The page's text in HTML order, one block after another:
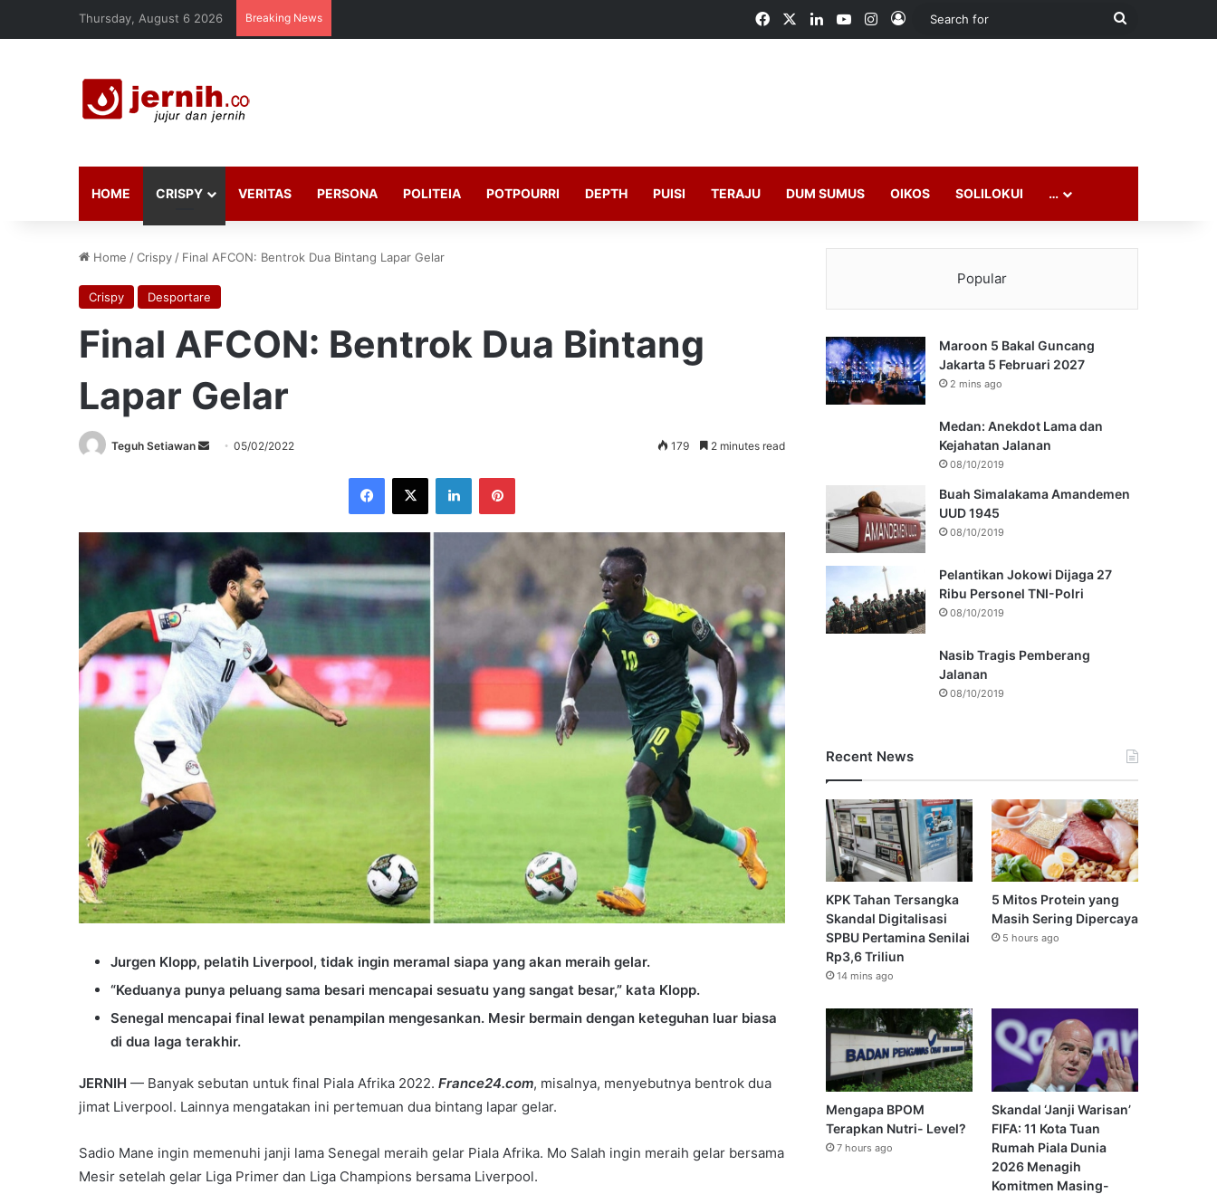
Thursday, August 6 2026 Breaking News FacebookLinkedInYouTubeInstagram
Log In
Search
HOME CRISPY VERITAS PERSONA POLITEIA POTPOURRI DEPTH PUISI TERAJU DUM SUMUS OIKOS SOLILOKUI …
Home /Crispy / Final AFCON: Bentrok Dua Bintang Lapar Gelar
Crispy Desportare
Final AFCON: Bentrok Dua Bintang
Lapar Gelar
Teguh Setiawan
Send05/02/2022 179 2 minutes read
Facebook
X LinkedInPinterest
Jurgen Klopp, pelatih Liverpool, tidak ingin meramal siapa yang akan meraih gelar.
“Keduanya punya peluang sama besari mencapai sesuatu yang sangat besar,” kata Klopp.
Senegal mencapai final lewat penampilan mengesankan. Mesir bermain dengan keteguhan luar biasa
di dua laga terakhir.
JERNIH — Banyak sebutan untuk final Piala Afrika 2022. France24.com, misalnya, menyebutnya bentrok dua
jimat Liverpool. Lainnya mengatakan ini pertemuan dua bintang lapar gelar.
Sadio Mane ingin memenuhi janji lama Senegal meraih gelar Piala Afrika. Mo Salah ingin meraih gelar bersama
Mesir setelah gelar Liga Primer dan Liga Champions bersama Liverpool.
Popular
Maroon 5 Bakal Guncang
Jakarta 5 Februari 2027
2 mins ago
Medan: Anekdot Lama dan
Kejahatan Jalanan
08/10/2019
Buah Simalakama Amandemen
UUD 1945
08/10/2019
Pelantikan Jokowi Dijaga 27
Ribu Personel TNI-Polri
08/10/2019
Nasib Tragis Pemberang
Jalanan
08/10/2019
Recent News
KPK Tahan Tersangka
Skandal Digitalisasi
SPBU Pertamina Senilai
Rp3,6 Triliun
14 mins ago
5 Mitos Protein yang
Masih Sering Dipercaya
5 hours ago
Mengapa BPOM
Terapkan Nutri- Level?
7 hours ago
Skandal ‘Janji Warisan’
FIFA: 11 Kota Tuan
Rumah Piala Dunia
2026 Menagih
Komitmen Masing-